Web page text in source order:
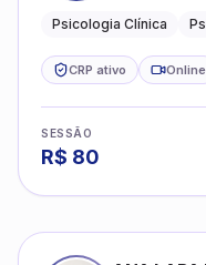
crianças
Psicologia Clínica
CRP ativo Online
SESSÃO
R$ 80